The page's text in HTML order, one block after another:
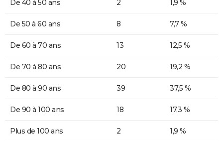
De 40 à 50 ans 2 1,9 %
De 50 à 60 ans 8 7,7 %
De 60 à 70 ans 13 12,5 %
De 70 à 80 ans 20 19,2 %
De 80 à 90 ans 39 37,5 %
De 90 à 100 ans 18 17,3 %
Plus de 100 ans 2 1,9 %